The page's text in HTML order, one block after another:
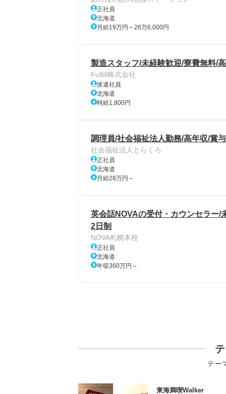
正社員
北海道
月給19万円～26万6,000円
製造スタッフ/未経験歓迎/寮費無料/
Fulfill株式会社
派遣社員
北海道
時給1,800円
調理員/社会福祉法人勤務/高年収/賞
社会福祉法人とらくろ
正社員
北海道
月給28万円～
英会話NOVAの受付・カウンセラー/
2日制
NOVA札幌本校
正社員
北海道
年収360万円～
テー
東海満喫Walker